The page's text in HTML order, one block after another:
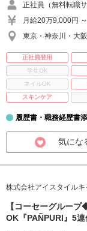
正社員（無料転職
月給20万9,000円
東京・神奈川・大
正社員登用
学生OK
ネイルOK
スキンケア
履歴書・職務経歴書
気にな
株式会社アイスタイルキ
【コーセーグルー
OK『PAÑPURI』5